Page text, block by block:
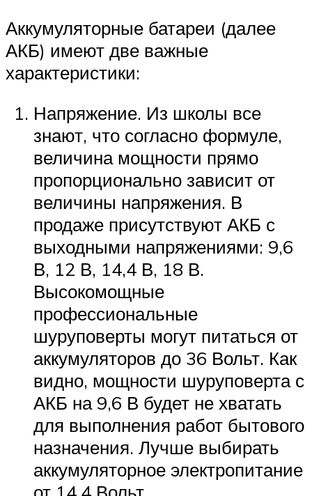
Аккумуляторные батареи (далее
АКБ) имеют две важные
характеристики:
Напряжение. Из школы все
знают, что согласно формуле,
величина мощности прямо
пропорционально зависит от
величины напряжения. В
продаже присутствуют АКБ с
выходными напряжениями: 9,6
В, 12 В, 14,4 В, 18 В.
Высокомощные
профессиональные
шуруповерты могут питаться от
аккумуляторов до 36 Вольт. Как
видно, мощности шуруповерта с
АКБ на 9,6 В будет не хватать
для выполнения работ бытового
назначения. Лучше выбирать
аккумуляторное электропитание
от 14,4 Вольт.